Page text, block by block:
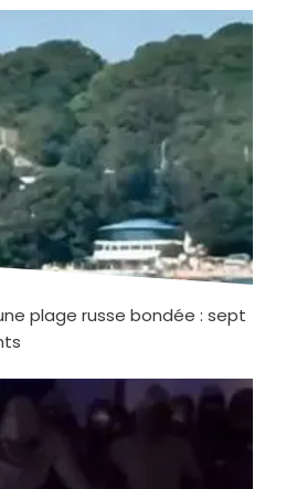
plage russe bondée : sept